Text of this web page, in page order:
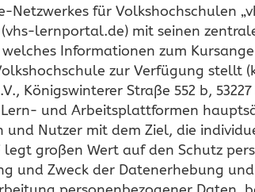
für Volkshochschulen
lernportal.de) mit seinen
Informationen zum
zur Verfügung stellt
Königswinterer Straße 552 b,
und Arbeitsplattformen
Nutzer mit dem Ziel, die
großen Wert auf den Schutz
und Zweck der Datenerhebung